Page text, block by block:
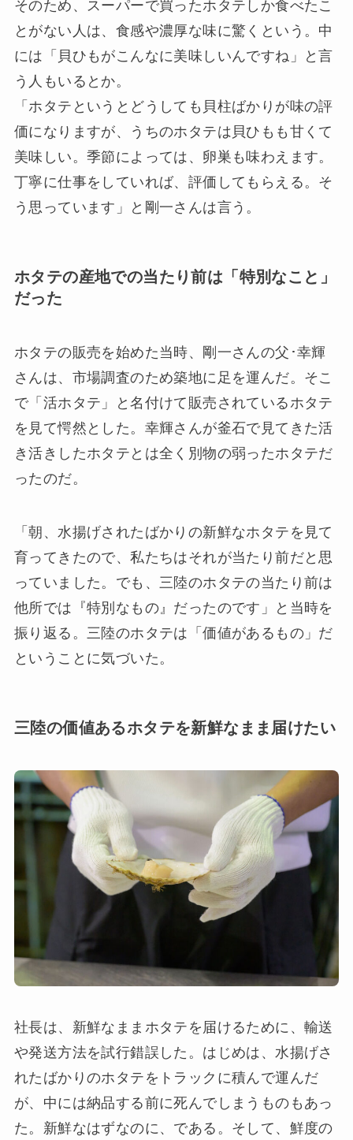
そのため、スーパーで買ったホタテしか食べたこ
とがない人は、食感や濃厚な味に驚くという。中
には「貝ひもがこんなに美味しいんですね」と言
う人もいるとか。
「ホタテというとどうしても貝柱ばかりが味の評
価になりますが、うちのホタテは貝ひもも甘くて
美味しい。季節によっては、卵巣も味わえます。
丁寧に仕事をしていれば、評価してもらえる。そ
う思っています」と剛一さんは言う。
ホタテの産地での当たり前は「特別なこと」
だった
ホタテの販売を始めた当時、剛一さんの父･幸輝
さんは、市場調査のため築地に足を運んだ。そこ
で「活ホタテ」と名付けて販売されているホタテ
を見て愕然とした。幸輝さんが釜石で見てきた活
き活きしたホタテとは全く別物の弱ったホタテだ
ったのだ。
「朝、水揚げされたばかりの新鮮なホタテを見て
育ってきたので、私たちはそれが当たり前だと思
っていました。でも、三陸のホタテの当たり前は
他所では『特別なもの』だったのです」と当時を
振り返る。三陸のホタテは「価値があるもの」だ
ということに気づいた。
三陸の価値あるホタテを新鮮なまま届けたい
社長は、新鮮なままホタテを届けるために、輸送
や発送方法を試行錯誤した。はじめは、水揚げさ
れたばかりのホタテをトラックに積んで運んだ
が、中には納品する前に死んでしまうものもあっ
た。新鮮なはずなのに、である。そして、鮮度の